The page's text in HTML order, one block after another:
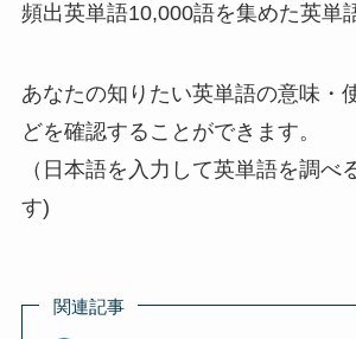
頻出英単語10,000語を集めた英単
あなたの知りたい英単語の意味・
どを確認することができます。
（日本語を入力して英単語を調べ
す)
関連記事